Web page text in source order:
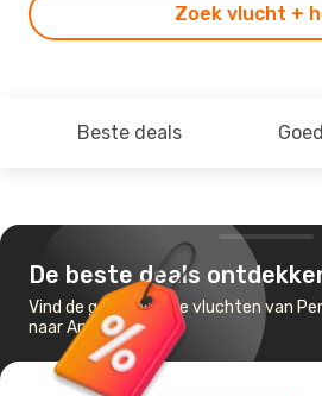
Zoek vlucht +
Beste deals
De beste deals
Vind de goedkoopste vluchten van
naar Amsterdam